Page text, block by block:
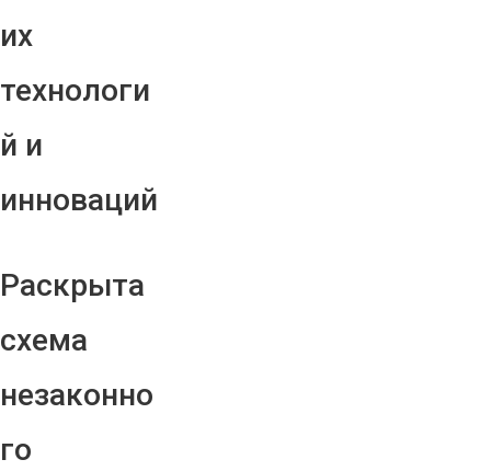
их
технологи
й и
инноваций
Раскрыта
схема
незаконно
го